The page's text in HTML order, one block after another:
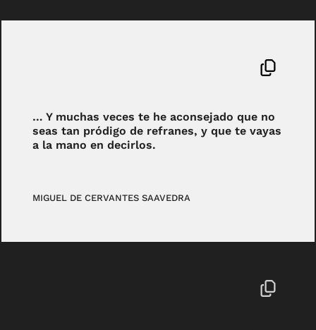
… Y muchas veces te he aconsejado que no
seas tan pródigo de refranes, y que te vayas
a la mano en decirlos.
MIGUEL DE CERVANTES SAAVEDRA